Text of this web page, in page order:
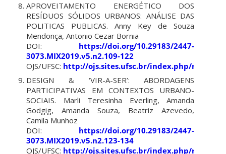
APROVEITAMENTO ENERGÉTICO DOS
RESÍDUOS SÓLIDOS URBANOS: ANÁLISE DAS
POLITICAS PUBLICAS. Anny Key de Souza
Mendonça, Antonio Cezar Bornia
DOI: https://doi.org/10.29183/2447-
3073.MIX2019.v5.n2.109-122
OJS/UFSC: http://ojs.sites.ufsc.br/index.php/
DESIGN & ‘VIR-A-SER’: ABORDAGENS
PARTICIPATIVAS EM CONTEXTOS URBANO-
SOCIAIS. Marli Teresinha Everling, Amanda
Godgig, Amanda Souza, Beatriz Azevedo,
Camila Munhoz
DOI: https://doi.org/10.29183/2447-
3073.MIX2019.v5.n2.123-134
OJS/UFSC: http://ojs.sites.ufsc.br/index.php/